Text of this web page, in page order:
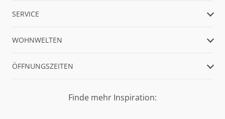
SERVICE
WOHNWELTEN
ÖFFNUNGSZEITEN
Finde mehr Inspiration: